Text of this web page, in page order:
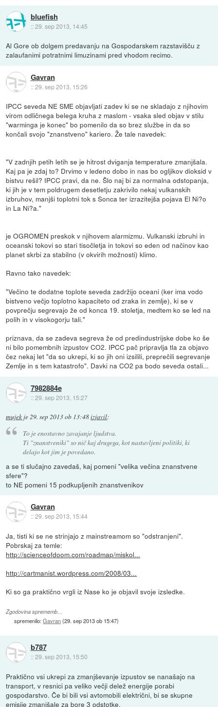
bluefish
::29. sep 2013, 14:45
Al Gore ob dolgem predavanju na Gospodarskem razstavišču z
zalaufanimi potratnimi limuzinami pred vhodom recimo.
Gavran
::29. sep 2013, 15:26
IPCC seveda NE SME objavljati zadev ki se ne skladajo z njihovim
virom odličnega belega kruha z maslom - vsaka sled objav v stilu
"warminga je konec" bo pomenilo da so brez službe in da so
končali svojo "znanstveno" kariero. Že tale navedek:
"V zadnjih petih letih se je hitrost dviganja temperature zmanjšala.
Kaj pa je zdaj to? Drvimo v ledeno dobo in nas bo ogljikov dioksid v
bistvu rešil? IPCC pravi, da ne. Šlo naj bi za normalna odstopanja,
ki jih je v tem poldrugem desetletju zakrivilo nekaj vulkanskih
izbruhov, manjši toplotni tok s Sonca ter izrazitejša pojava El Ni?o
in La Ni?a."
je OGROMEN preskok v njihovem alarmizmu. Vulkanski izbruhi in
oceanski tokovi so stari tisočletja in tokovi so eden od načinov kao
planet skrbi za stabilno (v okvirih možnosti) klimo.
Ravno tako navedek:
"Večino te dodatne toplote seveda zadržijo oceani (ker ima vodo
bistveno večjo toplotno kapaciteto od zraka in zemlje), ki se v
povprečju segrevajo že od konca 19. stoletja, medtem ko se led na
polih in v visokogorju tali."
priznava, da se zadeva segreva že od predindustrijske dobe ko še
ni bilo pomembnih izpustov CO2. IPCC pač pripravlja tla za objavo
čez nekaj let "da so ukrepi, ki so jih oni izsilili, preprečili segrevanje
Zemlje in s tem katastrofo". Davki na CO2 pa bodo seveda ostali...
7982884e
::29. sep 2013, 15:27
mujek je29. sep 2013 ob 13:48izjavil:
To je enostavno zavajanje ljudstva.
Ti "znanstveniki" so nič kaj drugega, kot nastavljeni politiki, ki
delajo kot jim je povedano.
a se ti slučajno zavedaš, kaj pomeni "velika večina znanstvene
sfere"?
to NE pomeni 15 podkupljenih znanstvenikov
Gavran
::29. sep 2013, 15:44
Ja, tisti ki se ne strinjajo z mainstreamom so "odstranjeni".
Pobrskaj za temle:
http://scienceofdoom.com/roadmap/miskol...
http://cartmanist.wordpress.com/2008/03...
Ki so ga praktično vrgli iz Nase ko je objavil svoje izsledke.
Zgodovina sprememb…
spremenilo:Gavran(29. sep 2013 ob 15:47)
b787
::29. sep 2013, 15:50
Praktično vsi ukrepi za zmanjševanje izpustov se nanašajo na
transport, v resnici pa veliko večji delež energije porabi
gospodarstvo. Če bi bili vsi avtomobili električni, bi se skupne
emisije zmanjšale za bore 3 odstotke.